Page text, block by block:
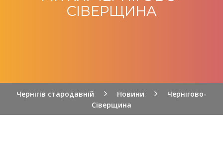
СІВЕРЩИНА
Чернігів стародавній Новини
Чернігово-
Сіверщина